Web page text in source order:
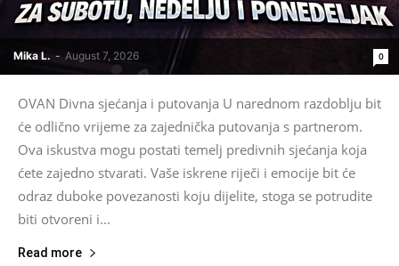
Mika L. - August 7, 2026 0
OVAN Divna sjećanja i putovanja U narednom razdoblju bit
će odlično vrijeme za zajednička putovanja s partnerom.
Ova iskustva mogu postati temelj predivnih sjećanja koja
ćete zajedno stvarati. Vaše iskrene riječi i emocije bit će
odraz duboke povezanosti koju dijelite, stoga se potrudite
biti otvoreni i...
Read more